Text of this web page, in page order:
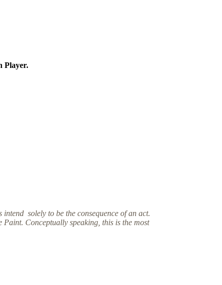
Player.
intend solely to be the consequence of an act.
Conceptually speaking, this is the most